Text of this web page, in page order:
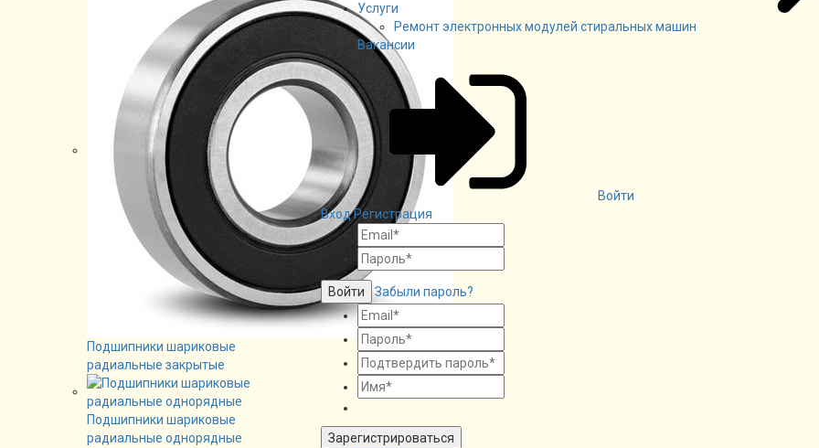
Подшипники шариковые
радиальные закрытые
Подшипники шариковые
радиальные однорядные
Услуги
Ремонт электронных модулей стиральных машин
Вакансии
Войти
ВходРегистрация
Войти Забыли пароль?
Зарегистрироваться